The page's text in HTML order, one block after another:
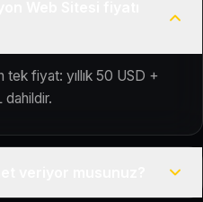
tek fiyat: yıllık 50 USD +
dahildir.